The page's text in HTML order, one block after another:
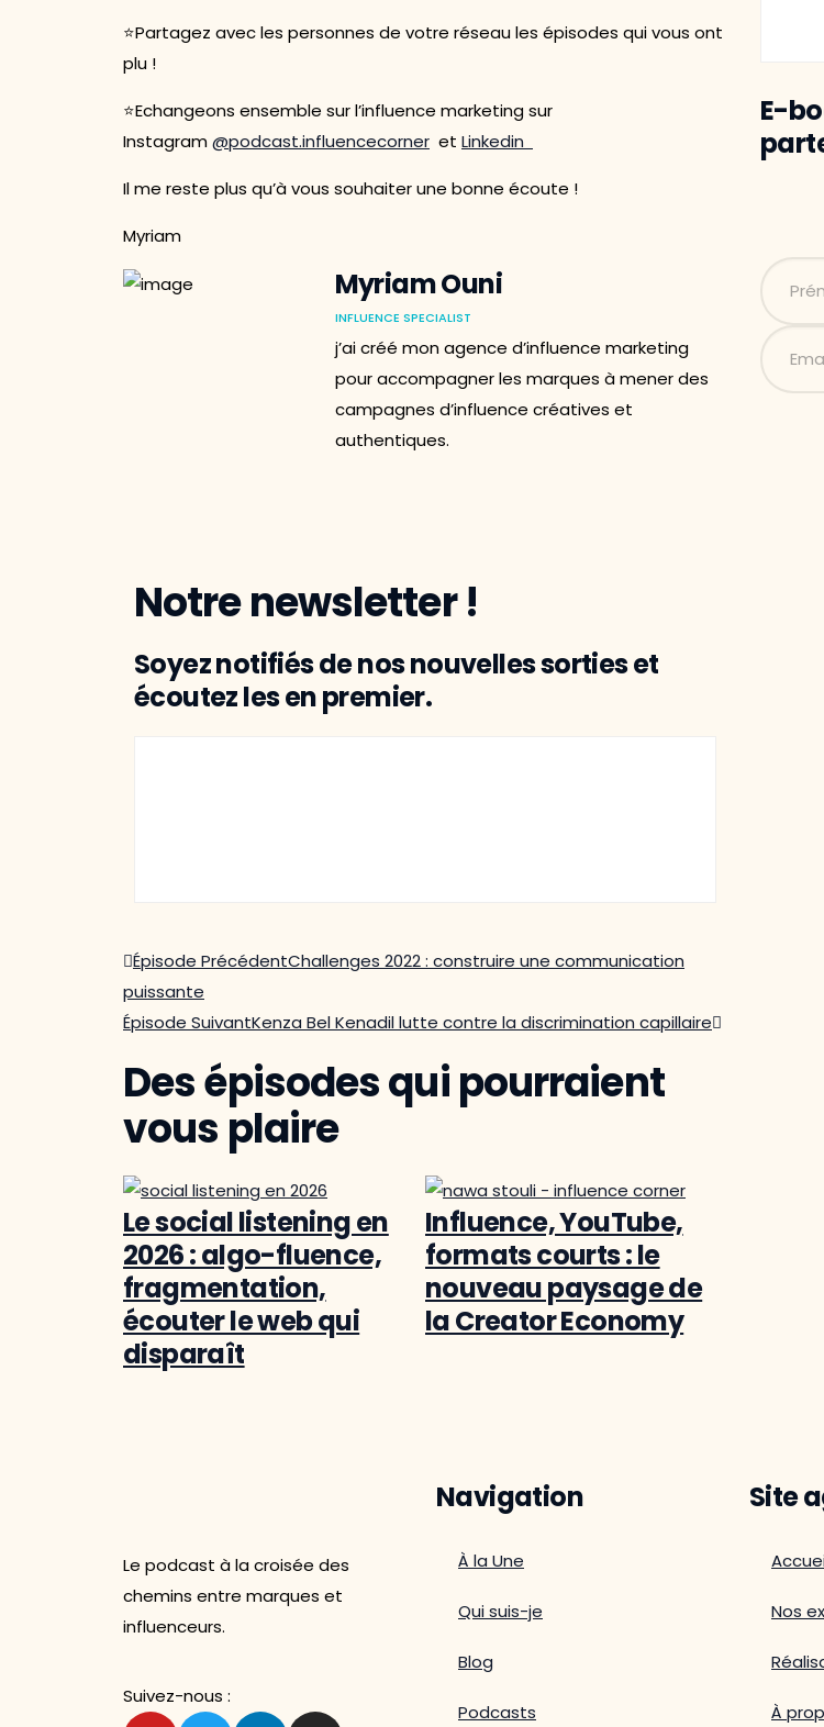
⭐Partagez avec les personnes de votre réseau les épisodes qui vous ont
plu !
⭐Echangeons ensemble sur l’influence marketing sur
Instagram@podcast.influencecorner et Linkedin
Il me reste plus qu’à vous souhaiter une bonne écoute !
Myriam
Myriam Ouni
INFLUENCE SPECIALIST
j’ai créé mon agence d’influence marketing
pour accompagner les marques à mener des
campagnes d’influence créatives et
authentiques.
Notre newsletter !
Soyez notifiés de nos nouvelles sorties et
écoutez les en premier.
Épisode PrécédentChallenges 2022 : construire une communication
puissante
Épisode SuivantKenza Bel Kenadil lutte contre la discrimination capillaire
Des épisodes qui pourraient
vous plaire
Le social listening en
2026 : algo-fluence,
fragmentation,
écouter le web qui
disparaît
Influence, YouTube,
formats courts : le
nouveau paysage de
la Creator Economy
E-
Le podcast à la croisée des
chemins entre marques et
influenceurs.
Suivez-nous :
Navigation
À la Une
Qui suis-je
Blog
Podcasts
Site
Nos
À